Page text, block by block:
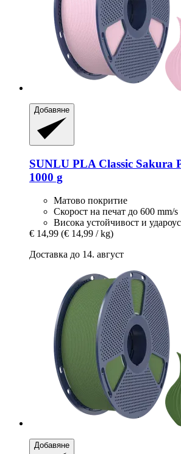
Добавяне
SUNLU PLA Classic Sakura
1000 g
Матово покритие
Скорост на печат до 600 mm/s
Висока устойчивост и
€ 14,99 (€ 14,99 / kg)
Доставка до 14. август
Добавяне